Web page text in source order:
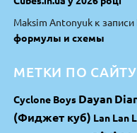
Maksim Antonyuk к записи
формулы и схемы
МЕТКИ ПО САЙТУ
Cyclone Boys Dayan
(Фиджет куб) Lan Lan